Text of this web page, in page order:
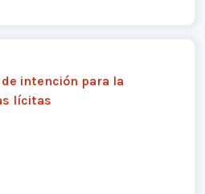
intención para la
lícitas